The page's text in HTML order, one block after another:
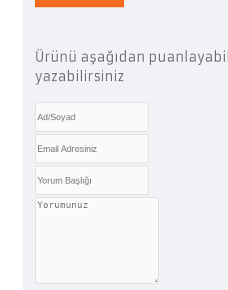
Ürünü aşağıdan
yazabilirsiniz